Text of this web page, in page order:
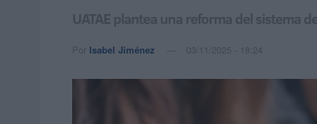
UATAE plantea una reforma del sistema
Por Isabel Jiménez 03/11/2025 - 18:24